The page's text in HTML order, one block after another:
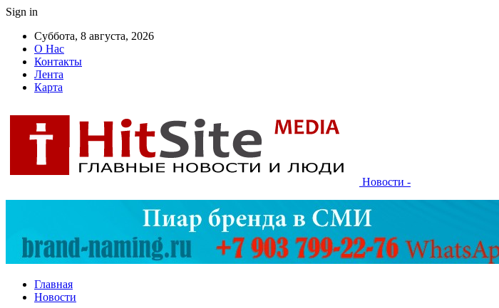
Sign in
Суббота, 8 августа, 2026
О Нас
Контакты
Лента
Карта
Новости -
Главная
Новости